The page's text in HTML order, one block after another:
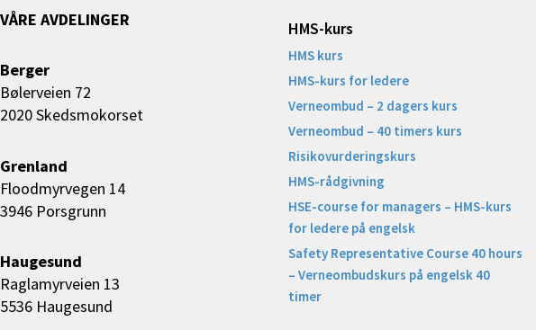
VÅRE AVDELINGER
Berger
Bølerveien 72
2020 Skedsmokorset
Grenland
Floodmyrvegen 14
3946 Porsgrunn
Haugesund
Raglamyrveien 13
5536 Haugesund
HMS-kurs
HMS kurs
HMS-kurs for ledere
Verneombud – 2 dagers kurs
Verneombud – 40 timers kurs
Risikovurderingskurs
HMS-rådgivning
HSE-course for managers – HMS-kurs
for ledere på engelsk
Safety Representative Course 40 hours
– Verneombudskurs på engelsk 40
timer